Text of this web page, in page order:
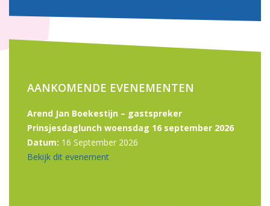
AANKOMENDE EVENEMENTEN
Arend Jan Boekestijn – gastspreker
Prinsjesdaglunch woensdag 16 september 2026
Datum: 16 September 2026
Bekijk dit evenement